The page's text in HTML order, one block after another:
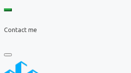
Contact me